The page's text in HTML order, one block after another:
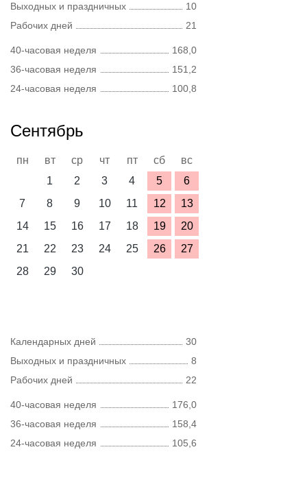
Выходных и праздничных
10
Рабочих дней
21
40-часовая неделя
168,0
36-часовая неделя
151,2
24-часовая неделя
100,8
Сентябрь
пн вт ср чт пт сб
вс
1
2 3 4 5
6
7
8 9 10 11 12
13
14
15 16 17 18 19
20
21
22 23 24 25 26
27
28
29 30
Календарных дней
30
Выходных и праздничных
8
Рабочих дней
22
40-часовая неделя
176,0
36-часовая неделя
158,4
24-часовая неделя
105,6